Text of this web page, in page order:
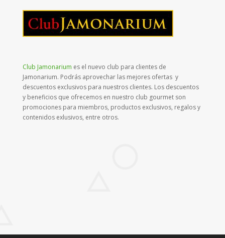
Club Jamonarium es el nuevo club para clientes de
Jamonarium. Podrás aprovechar las mejores ofertas y
descuentos exclusivos para nuestros clientes. Los descuentos
y beneficios que ofrecemos en nuestro club gourmet son
promociones para miembros, productos exclusivos, regalos y
contenidos exlusivos, entre otros.